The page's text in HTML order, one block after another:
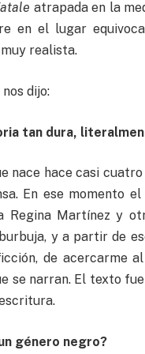
atrapada en la
en el lugar
realista.
dijo:
tan dura,
nace hace casi
En ese momento
Regina Martínez y
y a partir de
de acercarme
se narran. El texto
género negro?